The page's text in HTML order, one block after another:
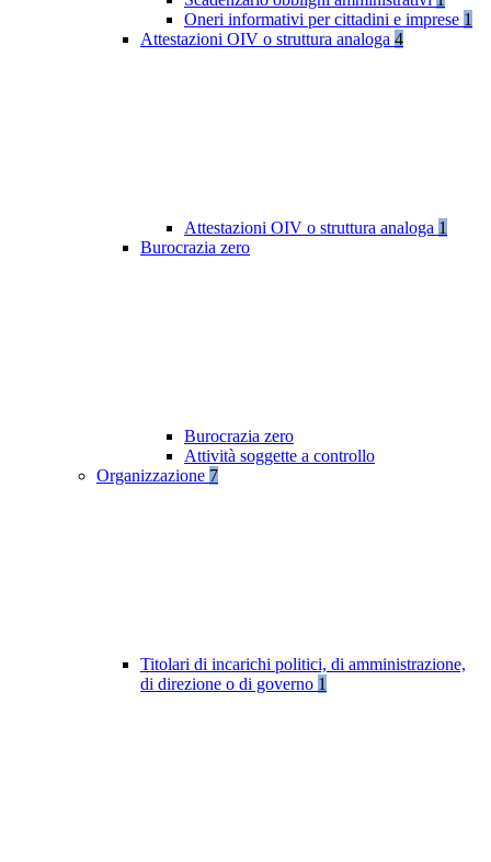
Oneri informativi per cittadini e imprese 1
Attestazioni OIV o struttura analoga 4
Attestazioni OIV o struttura analoga 1
Burocrazia zero
Burocrazia zero
Attività soggette a controllo
Organizzazione 7
Titolari di incarichi politici, di amministrazione,
di direzione o di governo 1